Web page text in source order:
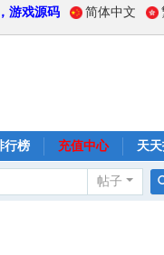
游戏源码 简体中文
行榜 充值中心 天
帖子